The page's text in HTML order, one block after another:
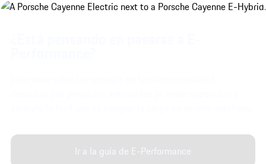
Ir a la guía de E-Performance